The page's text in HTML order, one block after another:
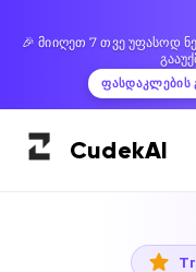
🎉 მიიღეთ 7 თვე უფასოდ
ფასდაკლების
CudekAI